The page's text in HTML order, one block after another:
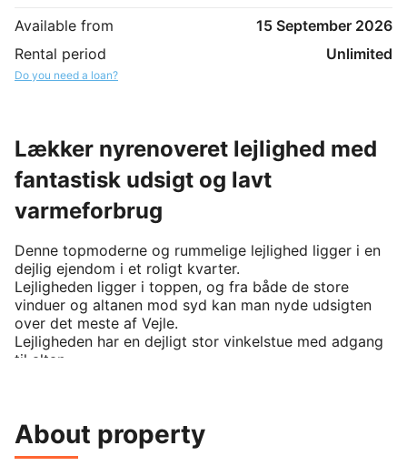
Available from
15 September 2026
Rental period
Unlimited
Do you need a loan?
Lækker nyrenoveret lejlighed med
fantastisk udsigt og lavt
varmeforbrug
Denne topmoderne og rummelige lejlighed ligger i en
dejlig ejendom i et roligt kvarter.
Lejligheden ligger i toppen, og fra både de store
vinduer og altanen mod syd kan man nyde udsigten
over det meste af Vejle.
Lejligheden har en dejligt stor vinkelstue med adgang
til altan.
vaskemaskine og opvaskemaskine.
Soveværelset er stort og rummeligt, med plads til
About property